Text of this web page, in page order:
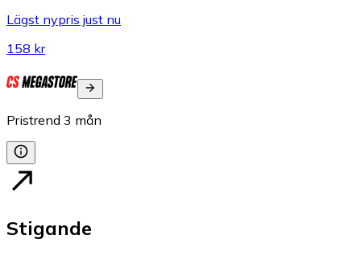
Lägst nypris just nu
158 kr
Pristrend 3 mån
Stigande